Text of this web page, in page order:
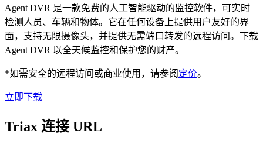
Agent DVR 是一款免费的人工智能驱动的监控软件，可实时
检测人员、车辆和物体。它在任何设备上提供用户友好的界
面，支持无限摄像头，并提供无需端口转发的远程访问。下载
Agent DVR 以全天候监控和保护您的财产。
*如需安全的远程访问或商业使用，请参阅 定价。
立即下载
Triax 连接 URL